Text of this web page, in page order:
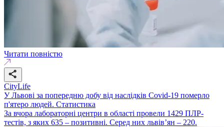
Читати повністю
CityLife
У Львові за попередню добу від наслідків Covid-19 померло
п'ятеро людей. Статистика
За вчора лабораторні центри в області провели 1429 ПЛР-
тестів, з яких 635 – позитивні. Серед них львів’ян – 220.